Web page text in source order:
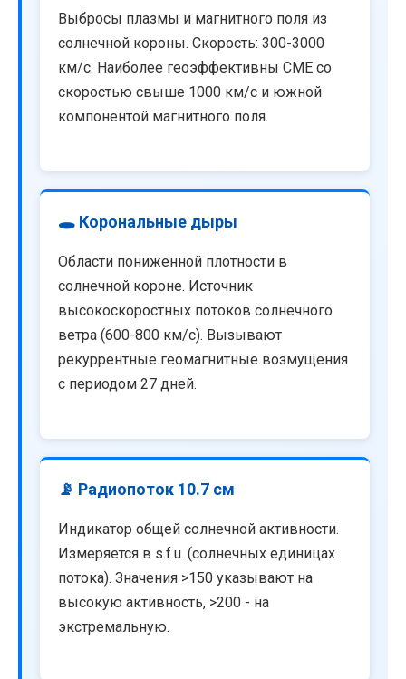
Выбросы плазмы и магнитного поля из
солнечной короны. Скорость: 300-3000
км/с. Наиболее геоэффективны CME со
скоростью свыше 1000 км/с и южной
компонентой магнитного поля.
🕳️ Корональные дыры
Области пониженной плотности в
солнечной короне. Источник
высокоскоростных потоков солнечного
ветра (600-800 км/с). Вызывают
рекуррентные геомагнитные возмущения
с периодом 27 дней.
📡 Радиопоток 10.7 см
Индикатор общей солнечной активности.
Измеряется в s.f.u. (солнечных единицах
потока). Значения >150 указывают на
высокую активность, >200 - на
экстремальную.